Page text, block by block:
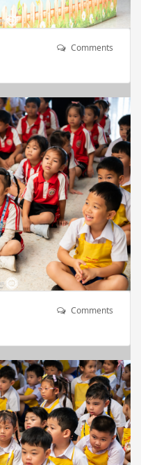
Comments
Comments